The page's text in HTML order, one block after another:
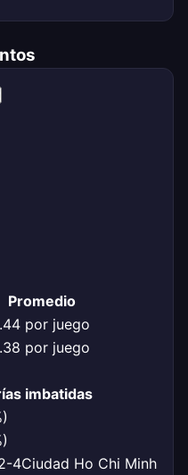
Promedio
por juego
por juego
imbatidas
4Ciudad Ho Chi Minh